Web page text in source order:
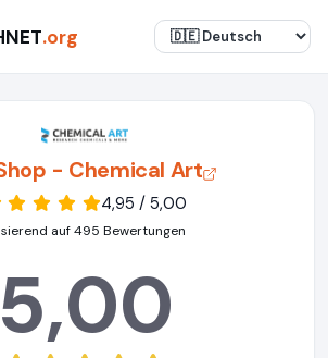
.org
- Chemical Art
4,95 / 5,00
auf 495 Bewertungen
5,00